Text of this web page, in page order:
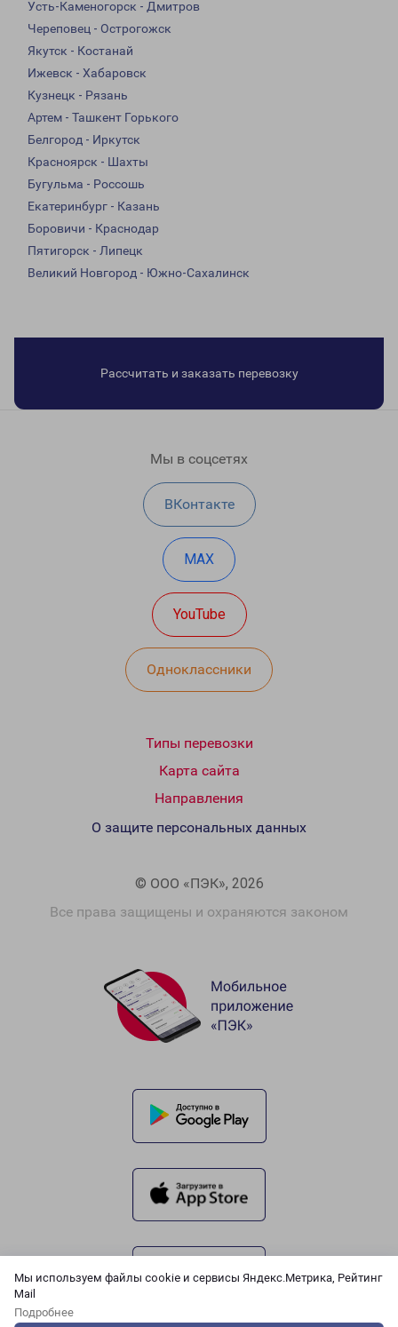
Мы используем файлы cookie и сервисы Яндекс.Метрика, Рейтинг
Mail
Подробнее
Усть-Каменогорск - Дмитров
Череповец - Острогожск
Якутск - Костанай
Ижевск - Хабаровск
Кузнецк - Рязань
Артем - Ташкент Горького
Белгород - Иркутск
Красноярск - Шахты
Бугульма - Россошь
Екатеринбург - Казань
Боровичи - Краснодар
Пятигорск - Липецк
Великий Новгород - Южно-Сахалинск
Рассчитать и заказать перевозку
Мы в соцсетях
ВКонтакте
MAX
YouTube
Одноклассники
Типы перевозки
Карта сайта
Направления
© ООО «ПЭК», 2026
Все права защищены и охраняются законом
О защите персональных данных